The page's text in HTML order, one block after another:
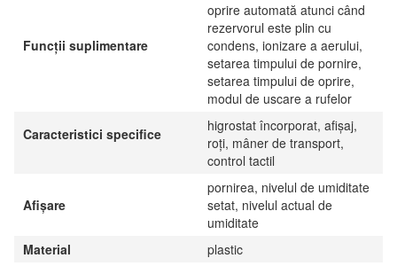
Funcții suplimentare
oprire automată atunci când
rezervorul este plin cu
condens, ionizare a aerului,
setarea timpului de pornire,
setarea timpului de oprire,
modul de uscare a rufelor
Caracteristici specifice
higrostat încorporat, afișaj,
roți, mâner de transport,
control tactil
Afișare
pornirea, nivelul de umiditate
setat, nivelul actual de
umiditate
Material
plastic